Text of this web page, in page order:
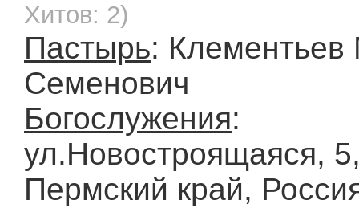
Хитов: 2)
Пастырь:
Семенович
Богослужения:
ул.Новостроящаяся,
Пермский край,